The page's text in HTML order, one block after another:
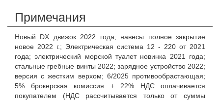
Примечания
Новый DX движок 2022 года; навесы полное закрытие
новое 2022 г.; Электрическая система 12 - 220 от 2021
года; электрический морской туалет новинка 2021 года;
стальные гребные винты 2022; зарядное устройство 2022;
версия с жестким верхом; 6/2025 противообрастающая;
5% брокерская комиссия + 22% НДС оплачивается
покупателем (НДС рассчитывается только от суммы